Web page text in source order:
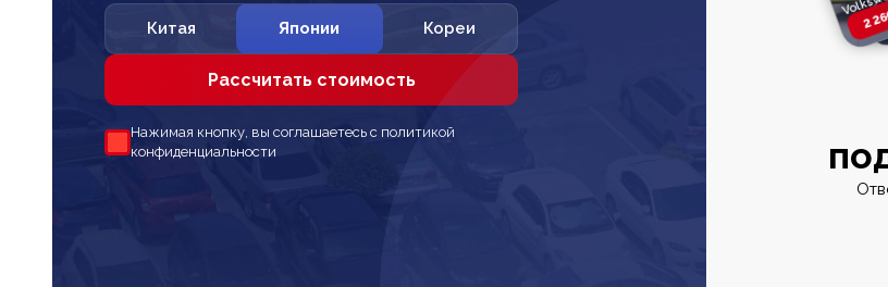
Китая Японии Кореи
Рассчитать стоимость
Нажимая кнопку, вы соглашаетесь с политикой
конфиденциальности
2